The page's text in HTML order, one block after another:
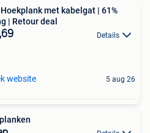
met kabelgat | 61%
| Retour deal
Details
website 5 aug 26